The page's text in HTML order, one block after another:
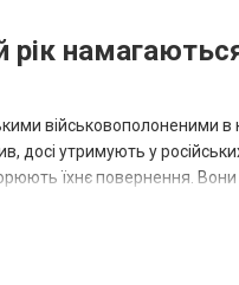
військовополоненими в
утримують у
їхнє повернення.